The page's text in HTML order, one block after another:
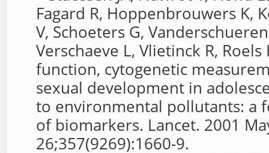
Fagard R, Hoppenbrouwers K,
V, Schoeters G,
Verschaeve L, Vlietinck R,
function, cytogenetic
sexual development in
to environmental pollutants: a
of biomarkers. Lancet. 2001
26;357(9269):1660-9.